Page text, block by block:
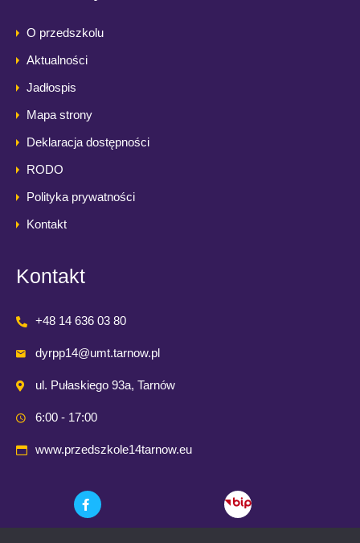
O przedszkolu
Aktualności
Jadłospis
Mapa strony
Deklaracja dostępności
RODO
Polityka prywatności
Kontakt
Kontakt
+48 14 636 03 80
dyrpp14@umt.tarnow.pl
ul. Pułaskiego 93a, Tarnów
6:00 - 17:00
www.przedszkole14tarnow.eu